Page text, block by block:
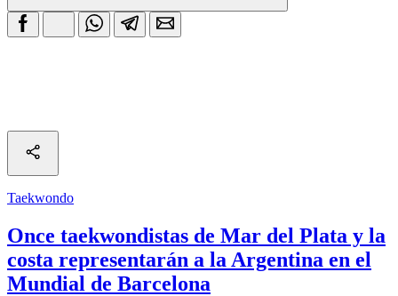
Taekwondo
Once taekwondistas de Mar del Plata y la
costa representarán a la Argentina en el
Mundial de Barcelona